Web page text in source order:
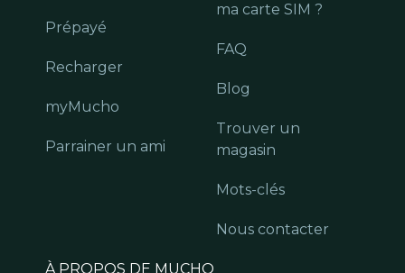
Prépayé
Recharger
myMucho
Parrainer un ami
ma carte SIM ?
FAQ
Blog
Trouver un
magasin
Mots-clés
Nous contacter
À PROPOS DE MUCHO